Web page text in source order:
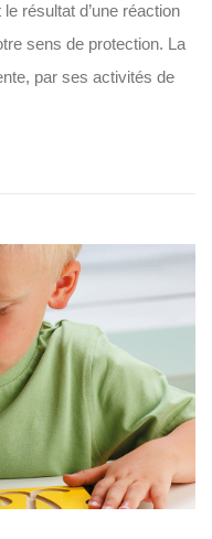
résultat d’une réaction
sens de protection. La
par ses activités de